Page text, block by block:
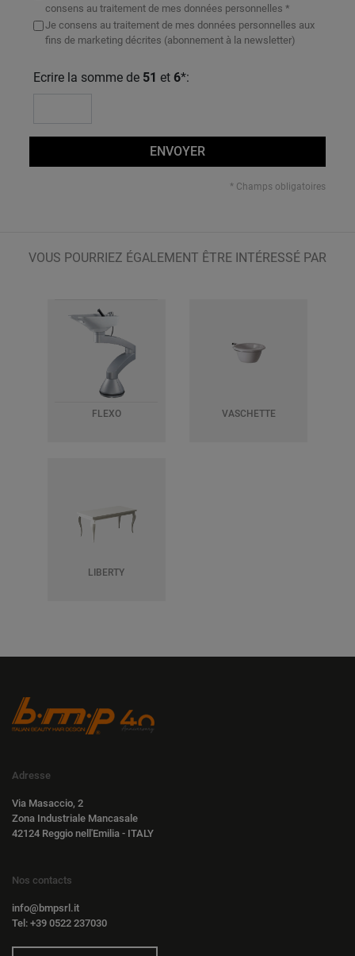
consens au traitement de mes données personnelles *
Je consens au traitement de mes données personnelles aux
fins de marketing décrites (abonnement à la newsletter)
Ecrire la somme de 51 et 6*:
ENVOYER
* Champs obligatoires
VOUS POURRIEZ ÉGALEMENT ÊTRE INTÉRESSÉ PAR
FLEXO VASCHETTE
LIBERTY
Adresse
Via Masaccio, 2
Zona Industriale Mancasale
42124 Reggio nell'Emilia - ITALY
Nos contacts
info@bmpsrl.it
Tel: +39 0522 237030